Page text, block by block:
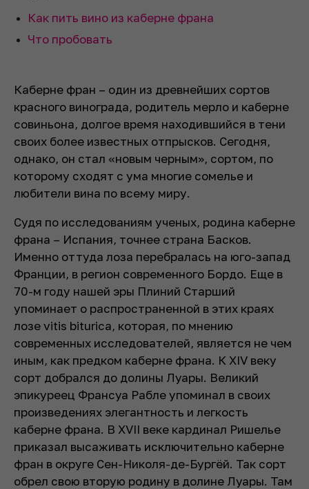
Как пить вино из каберне франа
Что пробовать
Каберне фран – один из древнейших сортов
красного винограда, родитель мерло и каберне
совиньона, долгое время находившийся в тени
своих более известных отпрысков. Сегодня,
однако, он стал «новым черным», сортом, по
которому сходят с ума многие сомелье и
любители вина по всему миру.
Судя по исследованиям ученых, родина каберне
франа – Испания, точнее страна Басков.
Именно оттуда лоза перебралась на юго-запад
Франции, в регион современного Бордо. Еще в
70-м году нашей эры Плиний Старший
упоминает о распространенной в этих краях
лозе vitis biturica, которая, по мнению
современных исследователей, является не чем
иным, как предком каберне франа. К XIV веку
сорт добрался до долины Луары. Великий
эпикуреец Франсуа Рабле упоминал в своих
произведениях элегантность и легкость
каберне франа. В XVII веке кардинал Ришелье
приказал высаживать исключительно каберне
фран в округе Сен-Николя-де-Бургёй. Так сорт
обрел свою вторую родину в долине Луары. Там